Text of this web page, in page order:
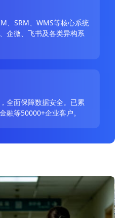
、SRM、WMS等核心系统
企微、飞书及各类异构系
全面保障数据安全。已累
融等50000+企业客户。